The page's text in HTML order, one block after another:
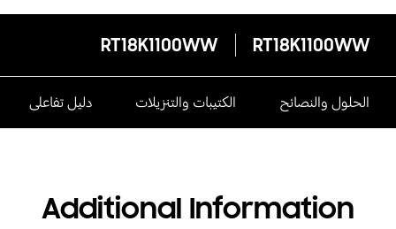
RT18K1100WW
RT18K1100WW
الحلول والنصائح الكتيبات والتنزيلات دليل تفاعلى
Additional Information